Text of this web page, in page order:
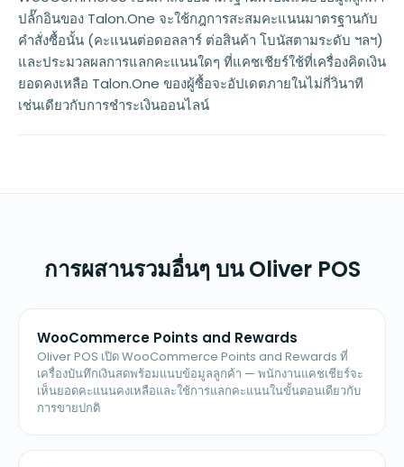
ปลั๊กอินของ Talon.One จะใช้กฎการสะสมคะแนนมาตรฐานกับ
คำสั่งซื้อนั้น (คะแนนต่อดอลลาร์ ต่อสินค้า โบนัสตามระดับ ฯลฯ)
และประมวลผลการแลกคะแนนใดๆ ที่แคชเชียร์ใช้ที่เครื่องคิดเงิน
ยอดคงเหลือ Talon.One ของผู้ซื้อจะอัปเดตภายในไม่กี่วินาที
เช่นเดียวกับการชำระเงินออนไลน์
การผสานรวมอื่นๆ บน Oliver POS
WooCommerce Points and Rewards
Oliver POS เปิด WooCommerce Points and Rewards ที่
เครื่องบันทึกเงินสดพร้อมแนบข้อมูลลูกค้า — พนักงานแคชเชียร์จะ
เห็นยอดคะแนนคงเหลือและใช้การแลกคะแนนในขั้นตอนเดียวกับ
การขายปกติ